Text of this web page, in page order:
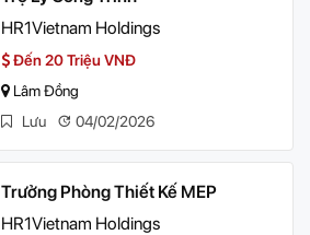
HR1Vietnam Holdings
Đến 20 Triệu VNĐ
Lâm Đồng
Lưu
04/02/2026
Trưởng Phòng Thiết Kế MEP
HR1Vietnam Holdings